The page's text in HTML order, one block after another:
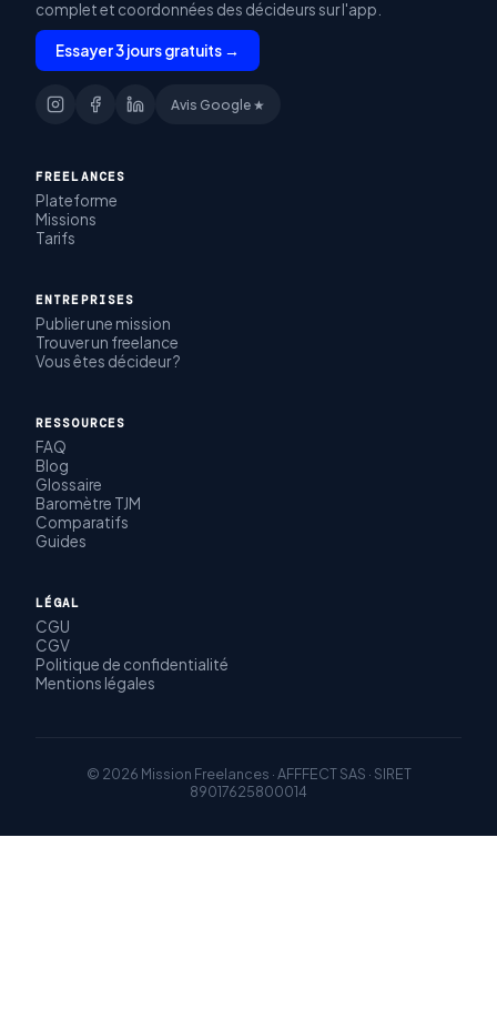
complet et coordonnées des décideurs sur l'app.
Essayer 3 jours gratuits →
Avis Google ★
FREELANCES
Plateforme
Missions
Tarifs
ENTREPRISES
Publier une mission
Trouver un freelance
Vous êtes décideur ?
RESSOURCES
FAQ
Blog
Glossaire
Baromètre TJM
Comparatifs
Guides
LÉGAL
CGU
CGV
Politique de confidentialité
Mentions légales
© 2026 Mission Freelances · AFFFECT SAS · SIRET
89017625800014